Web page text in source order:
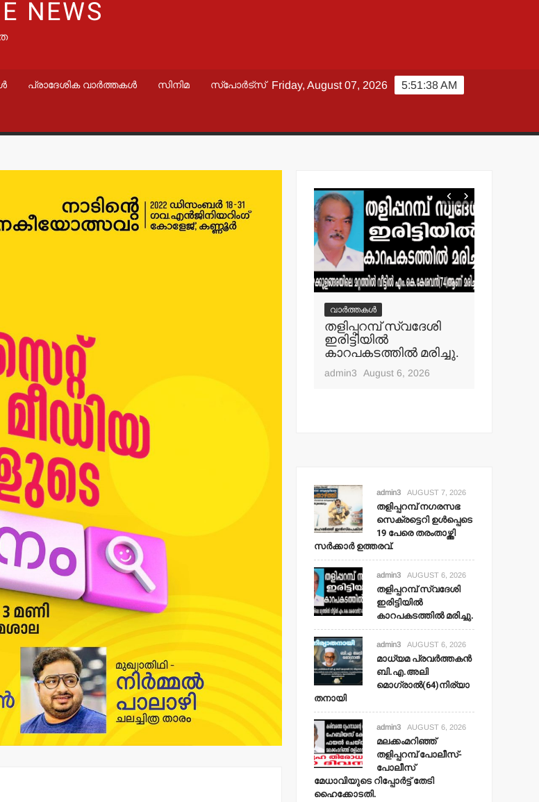
NEWS
പ്രാദേശിക വാർത്തകൾ സിനിമ സ്പോർട്സ് 5:51:38 AM
Friday, August 07, 2026
നാളെ
പാടിയോട്ടുചാലില്‍
മാവേലി സൂപ്പര്‍ സ്റ്റോര്‍
ഉദ്ഘാടനം ചെയ്യും.
admin3 August 6, 2026
വാർത്തകൾ
തളിപ്പറമ്പ് സ്വദേശി
ഇരിട്ടിയില്‍
കാറപകടത്തില്‍ മരിച്ചു.
admin3 August 6, 2026
admin3 AUGUST 7, 2026
തളിപ്പറമ്പ് നഗരസഭ
സെക്രട്ടെറി ഉള്‍പ്പെടെ
19 പേരെ തരംതാഴ്ത്തി
സര്‍ക്കാര്‍ ഉത്തരവ്.
admin3 AUGUST 6, 2026
തളിപ്പറമ്പ് സ്വദേശി
ഇരിട്ടിയില്‍
കാറപകടത്തില്‍ മരിച്ചു.
admin3 AUGUST 6, 2026
മാധ്യമ പ്രവര്‍ത്തകന്‍
ബി.എ.അലി
മൊഗ്രാല്‍(64)നിര്യാ
തനായി
admin3 AUGUST 6, 2026
മലക്കംമറിഞ്ഞ്
തളിപ്പറമ്പ് പോലീസ്-
പോലീസ്
മേധാവിയുടെ റിപ്പോര്‍ട്ട് തേടി
ഹൈക്കോടതി.